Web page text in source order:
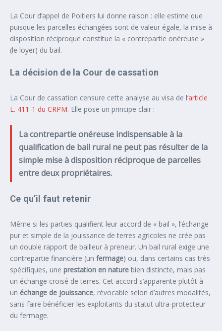
La Cour d’appel de Poitiers lui donne raison : elle estime que
puisque les parcelles échangées sont de valeur égale, la mise à
disposition réciproque constitue la « contrepartie onéreuse »
(le loyer) du bail.
La décision de la Cour de cassation
La Cour de cassation censure cette analyse au visa de l’article
L. 411-1 du CRPM. Elle pose un principe clair :
La contrepartie onéreuse indispensable à la
qualification de bail rural ne peut pas résulter de la
simple mise à disposition réciproque de parcelles
entre deux propriétaires.
Ce qu’il faut retenir
Même si les parties qualifient leur accord de « bail », l’échange
pur et simple de la jouissance de terres agricoles ne crée pas
un double rapport de bailleur à preneur. Un bail rural exige une
contrepartie financière (un fermage) ou, dans certains cas très
spécifiques, une prestation en nature bien distincte, mais pas
un échange croisé de terres. Cet accord s’apparente plutôt à
un échange de jouissance, révocable selon d’autres modalités,
sans faire bénéficier les exploitants du statut ultra-protecteur
du fermage.